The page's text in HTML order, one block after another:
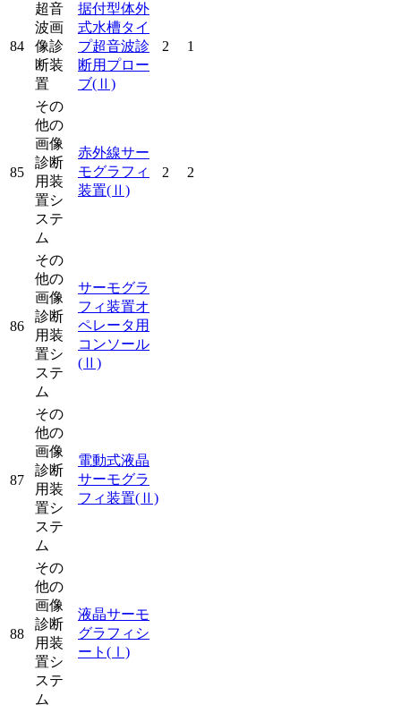
84
超音
波画
像診
断装
置
据付型体外
式水槽タイ
プ超音波診
断用プロー
ブ(Ⅱ)
2 1
85
その
他の
画像
診断
用装
置シ
ステ
ム
赤外線サー
モグラフィ
装置(Ⅱ)
2 2
86
その
他の
画像
診断
用装
置シ
ステ
ム
サーモグラ
フィ装置オ
ペレータ用
コンソール
(Ⅱ)
87
その
他の
画像
診断
用装
置シ
ステ
ム
電動式液晶
サーモグラ
フィ装置(Ⅱ)
88
その
他の
画像
診断
用装
置シ
ステ
ム
液晶サーモ
グラフィシ
ート (Ⅰ)